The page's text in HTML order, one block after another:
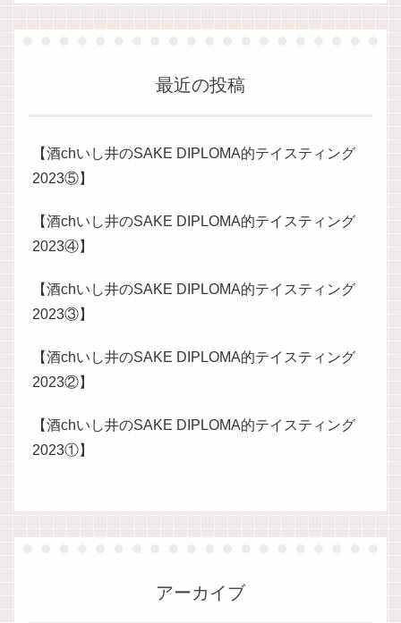
最近の投稿
【酒chいし井のSAKE DIPLOMA的テイスティング
2023⑤】
【酒chいし井のSAKE DIPLOMA的テイスティング
2023④】
【酒chいし井のSAKE DIPLOMA的テイスティング
2023③】
【酒chいし井のSAKE DIPLOMA的テイスティング
2023②】
【酒chいし井のSAKE DIPLOMA的テイスティング
2023①】
アーカイブ